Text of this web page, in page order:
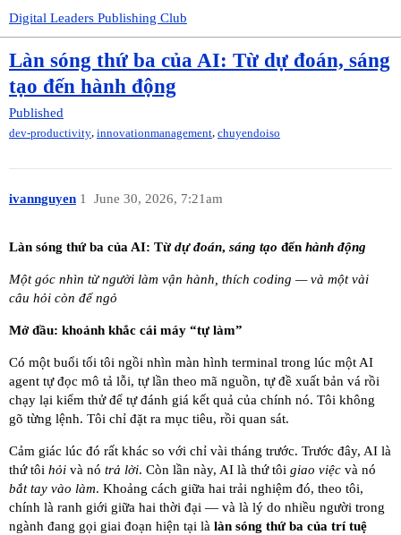
Digital Leaders Publishing Club
Làn sóng thứ ba của AI: Từ dự đoán, sáng
tạo đến hành động
Published
dev-productivity, innovationmanagement, chuyendoiso
ivannguyen June 30, 2026, 7:21am
1
Làn sóng thứ ba của AI: Từdự đoán, sáng tạo đến hành động
Một góc nhìn từ người làm vận hành, thích coding — và một vài
câu hỏi còn để ngỏ
Mở đầu: khoảnh khắc cái máy “tự làm”
Có một buổi tối tôi ngồi nhìn màn hình terminal trong lúc một AI
agent tự đọc mô tả lỗi, tự lần theo mã nguồn, tự đề xuất bản vá rồi
chạy lại kiểm thử để tự đánh giá kết quả của chính nó. Tôi không
gõ từng lệnh. Tôi chỉ đặt ra mục tiêu, rồi quan sát.
Cảm giác lúc đó rất khác so với chỉ vài tháng trước. Trước đây, AI là
thứ tôi hỏi và nó trả lời. Còn lần này, AI là thứ tôi giao việc và nó
bắt tay vào làm. Khoảng cách giữa hai trải nghiệm đó, theo tôi,
chính là ranh giới giữa hai thời đại — và là lý do nhiều người trong
ngành đang gọi giai đoạn hiện tại là làn sóng thứ ba của trí tuệ